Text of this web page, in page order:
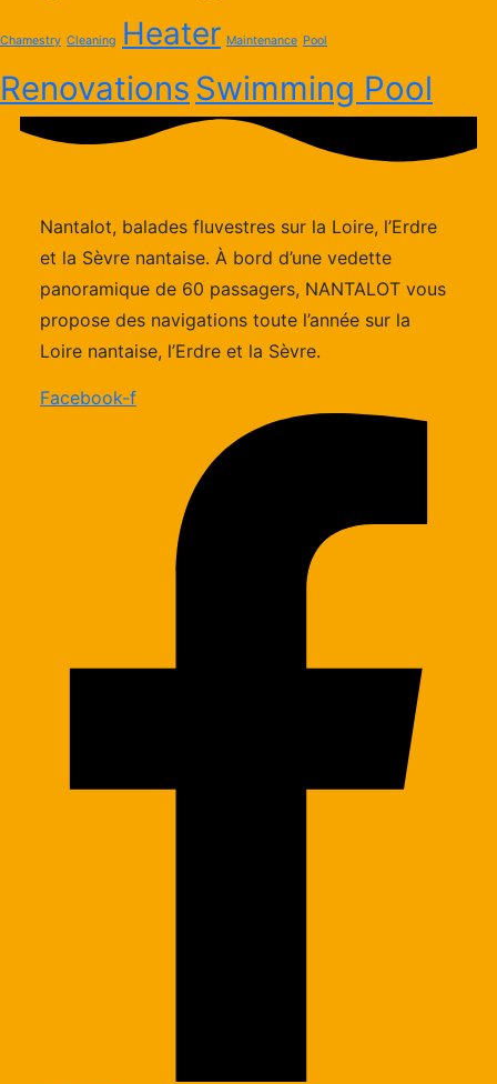
Chamestry Cleaning Heater Maintenance Pool
Renovations Swimming Pool
Nantalot, balades fluvestres sur la Loire, l’Erdre
et la Sèvre nantaise. À bord d’une vedette
panoramique de 60 passagers, NANTALOT vous
propose des navigations toute l’année sur la
Loire nantaise, l’Erdre et la Sèvre.
Facebook-f